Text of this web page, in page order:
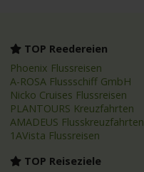
TOP Reedereien
Phoenix Flussreisen
A-ROSA Flussschiff GmbH
Nicko Cruises Flussreisen
PLANTOURS Kreuzfahrten
AMADEUS Flusskreuzfahrten
1AVista Flussreisen
TOP Reiseziele